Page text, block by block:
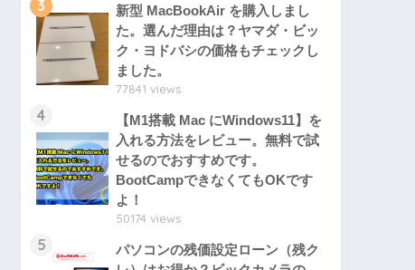
3
新型 MacBookAir を購入しまし
た。選んだ理由は？ヤマダ・ビッ
ク・ヨドバシの価格もチェックし
ました。
77841 views
4
【M1搭載 Mac にWindows11】を
入れる方法をレビュー。無料で試
せるのでおすすめです。
BootCampできなくてもOKです
よ！
50174 views
5
パソコンの残価設定ローン（残ク